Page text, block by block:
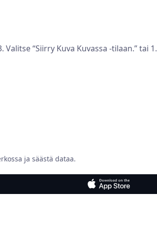
“Siirry Kuva Kuvassa -tilaan.”
ja säästä dataa.